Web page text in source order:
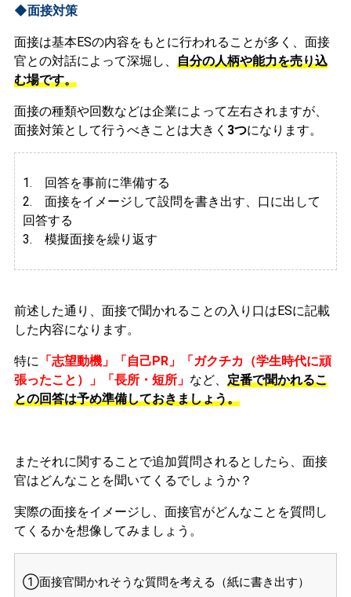
◆面接対策
面接は基本ESの内容をもとに行われることが多く、面接
官との対話によって深堀し、 自分の人柄や能力を売り込
む場です。
面接の種類や回数などは企業によって左右されますが、
面接対策として行うべきことは大きく 3つになります。
1. 回答を事前に準備する
2. 面接をイメージして設問を書き出す、口に出して
回答する
3. 模擬面接を繰り返す
前述した通り、面接で聞かれることの入り口はESに記載
した内容になります。
特に 「志望動機」「自己PR」「ガクチカ（学生時代に頑
張ったこと）」「長所・短所」 など、 定番で聞かれるこ
との回答は予め準備しておきましょう。
またそれに関することで追加質問されるとしたら、面接
官はどんなことを聞いてくるでしょうか？
実際の面接をイメージし、面接官がどんなことを質問し
てくるかを想像してみましょう。
①面接官聞かれそうな質問を考える（紙に書き出す）